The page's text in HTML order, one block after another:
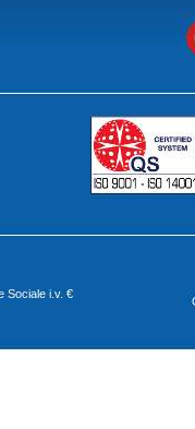
Sociale i.v. €